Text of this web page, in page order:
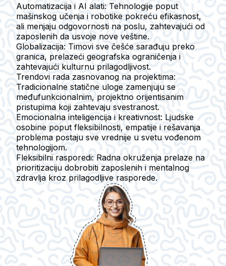
Automatizacija i AI alati: Tehnologije poput
mašinskog učenja i robotike pokreću efikasnost,
ali menjaju odgovornosti na poslu, zahtevajući od
zaposlenih da usvoje nove veštine.
Globalizacija: Timovi sve češće sarađuju preko
granica, prelazeći geografska ograničenja i
zahtevajući kulturnu prilagodljivost.
Trendovi rada zasnovanog na projektima:
Tradicionalne statične uloge zamenjuju se
međufunkcionalnim, projektno orijentisanim
pristupima koji zahtevaju svestranost.
Emocionalna inteligencija i kreativnost: Ljudske
osobine poput fleksibilnosti, empatije i rešavanja
problema postaju sve vrednije u svetu vođenom
tehnologijom.
Fleksibilni rasporedi: Radna okruženja prelaze na
prioritizaciju dobrobiti zaposlenih i mentalnog
zdravlja kroz prilagodljive rasporede.